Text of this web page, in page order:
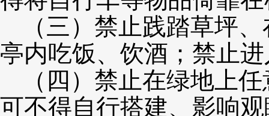
（三）禁止践踏草坪
亭内吃饭、饮酒；禁止
（四）禁止在绿地上
可不得自行搭建、影响